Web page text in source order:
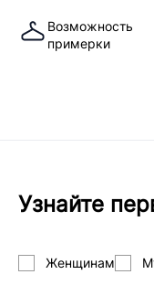
Возможность
примерки
Узнайте
Женщинам